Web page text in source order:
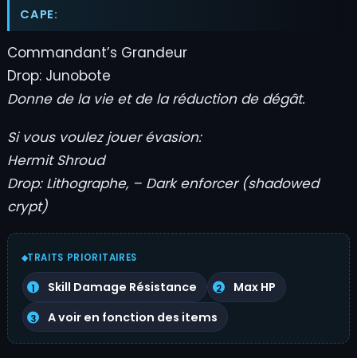
CAPE:
Commandant’s Grandeur
Drop: Junobote
Donne de la vie et de la réduction de dégât.
Si vous voulez jouer évasion:
Hermit Shroud
Drop: Lithographe, – Dark enforcer (shadowed
crypt)
TRAITS PRIORITAIRES
Skill Damage Résistance
Max HP
A voir en fonction des items